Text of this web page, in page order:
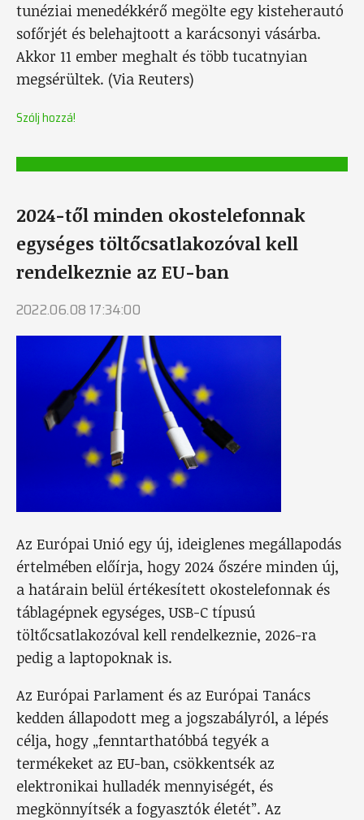
tunéziai menedékkérő megölte egy kisteherautó
sofőrjét és belehajtoott a karácsonyi vásárba.
Akkor 11 ember meghalt és több tucatnyian
megsérültek. (Via Reuters)
Szólj hozzá!
2024-től minden okostelefonnak
egységes töltőcsatlakozóval kell
rendelkeznie az EU-ban
2022.06.08 17:34:00
Az Európai Unió egy új, ideiglenes megállapodás
értelmében előírja, hogy 2024 őszére minden új,
a határain belül értékesített okostelefonnak és
táblagépnek egységes, USB-C típusú
töltőcsatlakozóval kell rendelkeznie, 2026-ra
pedig a laptopoknak is.
Az Európai Parlament és az Európai Tanács
kedden állapodott meg a jogszabályról, a lépés
célja, hogy „fenntarthatóbbá tegyék a
termékeket az EU-ban, csökkentsék az
elektronikai hulladék mennyiségét, és
megkönnyítsék a fogyasztók életét”. Az